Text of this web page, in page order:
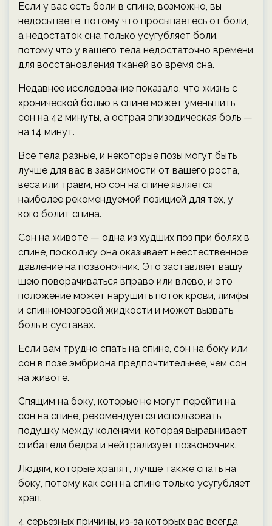
Если у вас есть боли в спине, возможно, вы
недосыпаете, потому что просыпаетесь от боли,
а недостаток сна только усугубляет боли,
потому что у вашего тела недостаточно времени
для восстановления тканей во время сна.
Недавнее исследование показало, что жизнь с
хронической болью в спине может уменьшить
сон на 42 минуты, а острая эпизодическая боль —
на 14 минут.
Все тела разные, и некоторые позы могут быть
лучше для вас в зависимости от вашего роста,
веса или травм, но сон на спине является
наиболее рекомендуемой позицией для тех, у
кого болит спина.
Сон на животе — одна из худших поз при болях в
спине, поскольку она оказывает неестественное
давление на позвоночник. Это заставляет вашу
шею поворачиваться вправо или влево, и это
положение может нарушить поток крови, лимфы
и спинномозговой жидкости и может вызвать
боль в суставах.
Если вам трудно спать на спине, сон на боку или
сон в позе эмбриона предпочтительнее, чем сон
на животе.
Спящим на боку, которые не могут перейти на
сон на спине, рекомендуется использовать
подушку между коленями, которая выравнивает
сгибатели бедра и нейтрализует позвоночник.
Людям, которые храпят, лучше также спать на
боку, потому как сон на спине только усугубляет
храп.
4 серьезных причины, из-за которых вас всегда